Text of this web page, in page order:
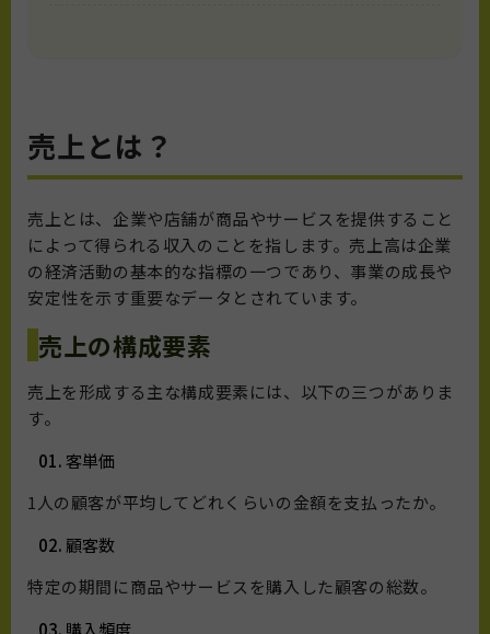
売上とは？
売上とは、企業や店舗が商品やサービスを提供すること
によって得られる収入のことを指します。売上高は企業
の経済活動の基本的な指標の一つであり、事業の成長や
安定性を示す重要なデータとされています。
売上の構成要素
売上を形成する主な構成要素には、以下の三つがありま
す。
客単価
1人の顧客が平均してどれくらいの金額を支払ったか。
顧客数
特定の期間に商品やサービスを購入した顧客の総数。